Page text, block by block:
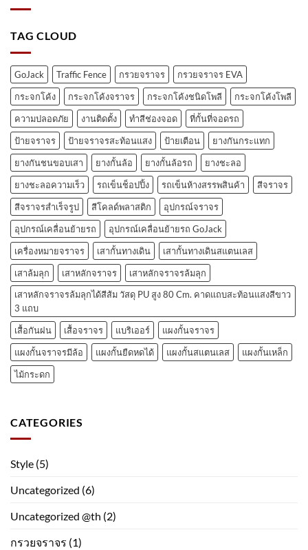
TAG CLOUD
GoJack Traffic Fence กรวยจราจร
กรวยจราจร EVA
กระจกโค้ง
กระจกโค้งจราจร กระจกโค้งชนิดโพลี
กระจกโค้งโพลี
ความปลอดภัย
งานติดตั้ง ทำสีช่องจอด
ที่กั้นที่จอดรถ
ป้ายจราจร
ป้ายจราจรสะท้อนแสง ป้ายเตือน
ยางกันกระแทก
ยางกันชนขอบเสา
ยางกั้นล้อ ยางกั้นล้อรถ
ยางชะลอ
ยางชะลอความเร็ว
รถเข็นช็อปปิ้ง รถเข็นห้างสรรพสินค้า
สีจราจร
สีจราจรสำเร็จรูป
สีโคลด์พลาสติก
อุปกรณ์จราจร
อุปกรณ์เคลื่อนย้ายรถ
อุปกรณ์เคลื่อนย้ายรถ GoJack
เครื่องหมายจราจร
เสากั้นทางเดิน
เสากั้นทางเดินสแตนเลส
เสาล้มลุก
เสาหลักจราจร
เสาหลักจราจรล้มลุก
เสาหลักจราจรล้มลุกได้สีส้ม วัสดุ PU สูง 80 Cm. คาดแถบสะท้อนแสงสีขาว
3 แถบ
เสื้อกันฝน
เสื้อจราจร แบริเออร์
แผงกั้นจราจร
แผงกั้นจราจรมีล้อ
แผงกั้นยืดหดได้ แผงกั้นสแตนเลส
แผงกั้นเหล็ก
ไม้กระดก
CATEGORIES
Style (5)
Uncategorized (6)
Uncategorized @th (2)
กรวยจราจร (1)